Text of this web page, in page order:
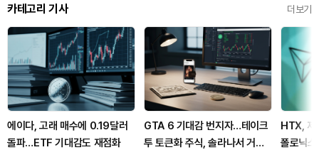
카테고리 기사 더보기
에이다, 고래 매수에 0.19달러
돌파…ETF 기대감도 재점화
GTA 6 기대감 번지자…테이크
투 토큰화 주식, 솔라나서 거래
HTX, 제
폴로닉